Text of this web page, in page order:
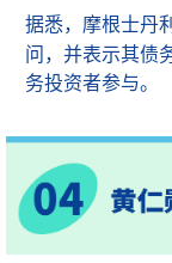
据悉，摩根士丹
问，并表示其债
务投资者参与。